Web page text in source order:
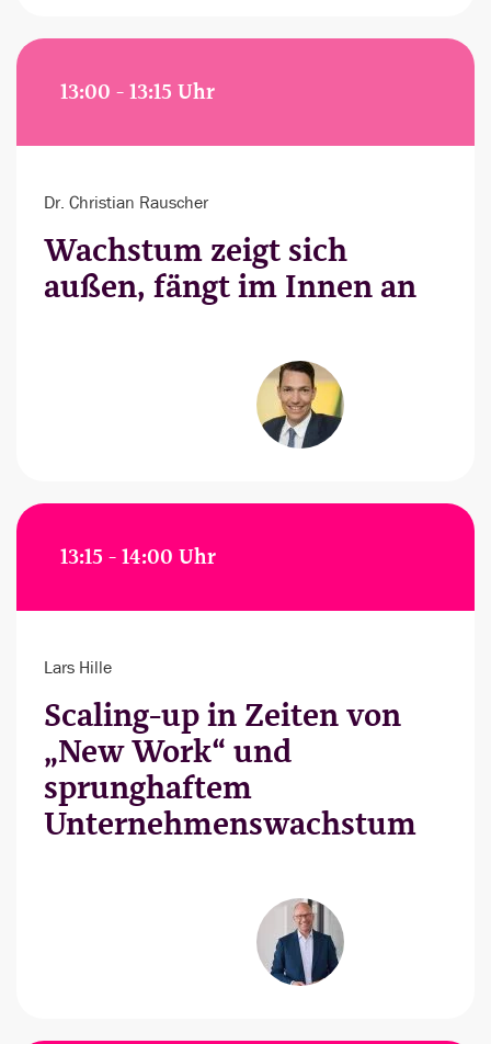
13:00 - 13:15 Uhr
Dr. Christian Rauscher
Wachstum zeigt sich
außen, fängt im Innen an
13:15 - 14:00 Uhr
Lars Hille
Scaling-up in Zeiten von
„New Work“ und
sprunghaftem
Unternehmenswachstum